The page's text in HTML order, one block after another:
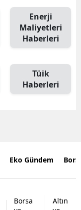
Enerji
Maliyetleri
Haberleri
Tüik
Haberleri
Eko Gündem
Borsa
Altın